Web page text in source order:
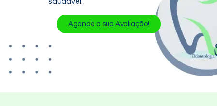
saudável.
Agende a sua Avaliação!